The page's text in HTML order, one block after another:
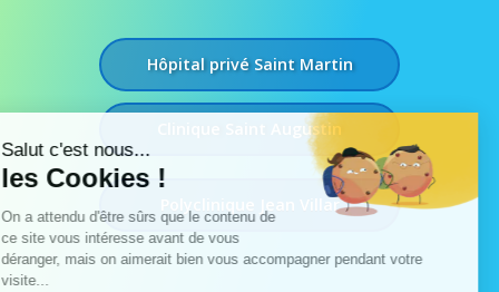
Hôpital privé Saint Martin
Clinique Saint Augustin
Polyclinique Jean Villar